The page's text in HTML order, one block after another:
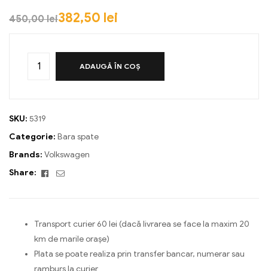
450,00lei382,50 lei
ADAUGĂ ÎN COȘ
SKU: 5319
Categorie: Bara spate
Brands: Volkswagen
Share:
Facebook
Email
Transport curier 60 lei (dacă livrarea se face la maxim 20
km de marile orașe)
Plata se poate realiza prin transfer bancar, numerar sau